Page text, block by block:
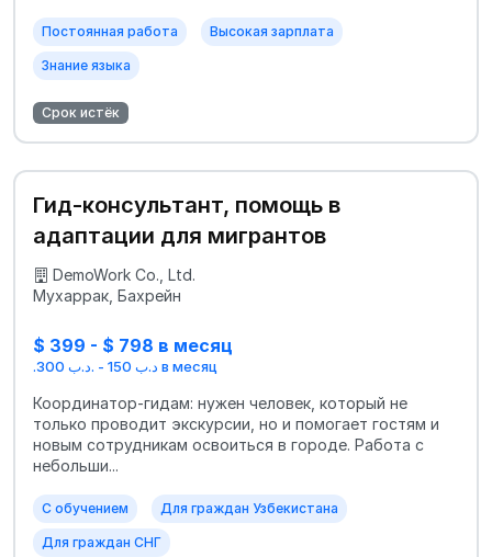
Постоянная работа Высокая зарплата
Знание языка
Срок истёк
Гид-консультант, помощь в
адаптации для мигрантов
DemoWork Co., Ltd.
Мухаррак, Бахрейн
$ 399 - $ 798 в месяц
.د.ب 150 - .د.ب 300 в месяц
Координатор-гидам: нужен человек, который не
только проводит экскурсии, но и помогает гостям и
новым сотрудникам освоиться в городе. Работа с
небольши...
С обучением Для граждан Узбекистана
Для граждан СНГ